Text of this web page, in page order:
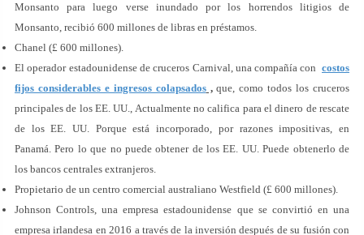
Monsanto para luego verse inundado por los horrendos litigios de
Monsanto, recibió 600 millones de libras en préstamos.
Chanel (£ 600 millones).
El operador estadounidense de cruceros Carnival, una compañía con costos
fijos considerables e ingresos colapsados,que, como todos los cruceros
principales de los EE. UU., Actualmente no califica para el dinero de rescate
de los EE. UU. Porque está incorporado, por razones impositivas, en
Panamá. Pero lo que no puede obtener de los EE. UU. Puede obtenerlo de
los bancos centrales extranjeros.
Propietario de un centro comercial australiano Westfield (£ 600 millones).
Johnson Controls, una empresa estadounidense que se convirtió en una
empresa irlandesa en 2016 a través de la inversión después de su fusión con